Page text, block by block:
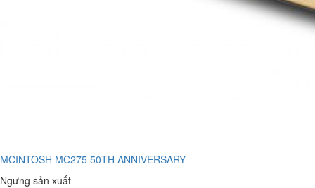
MCINTOSH MC275 50TH ANNIVERSARY
Ngưng sản xuất